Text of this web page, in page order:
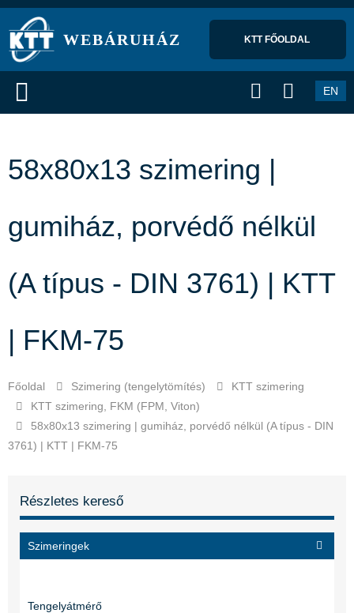
WEBÁRUHÁZ KTT FŐOLDAL
EN
58x80x13 szimering |
gumiház, porvédő nélkül
(A típus - DIN 3761) | KTT
| FKM-75
Főoldal Szimering (tengelytömítés)
KTT szimering
KTT szimering, FKM (FPM, Viton)
58x80x13 szimering | gumiház, porvédő nélkül (A típus - DIN
3761) | KTT | FKM-75
Részletes kereső
Szimeringek
Tengelyátmérő